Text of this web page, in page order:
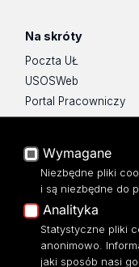
Na skróty
Poczta UŁ
USOSWeb
Portal Pracowniczy
Baza Aktów
Moodle
Eksperci UŁ
Polityka Prywatności
Dostępność
Wymagane
Niezbędne pliki
i są niezbędne do
Analityka
Statystyczne pliki
anonimowo.
jaki sposób nasi